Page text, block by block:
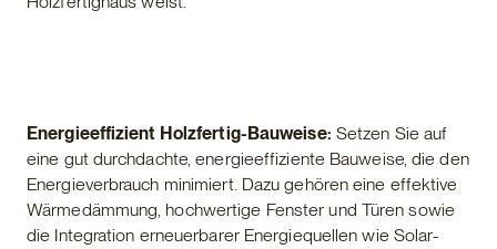
Energieeffizient Holzfertig-Bauweise: Setzen Sie auf
eine gut durchdachte, energieeffiziente Bauweise, die den
Energieverbrauch minimiert. Dazu gehören eine effektive
Wärmedämmung, hochwertige Fenster und Türen sowie
die Integration erneuerbarer Energiequellen wie Solar-